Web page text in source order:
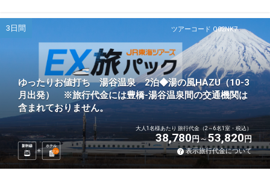
ツアーコード Q02NK7
3日間
ゆったりお値打ち 湯谷温泉 2泊◆湯の風HAZU（10-3
月出発） ※旅行代金には豊橋-湯谷温泉間の交通機関は
含まれておりません。
新幹線
ホテル
2泊
大人1名様あたり 旅行代金（2～6名1室・税込）
38,780円 53,820円
表示旅行代金について